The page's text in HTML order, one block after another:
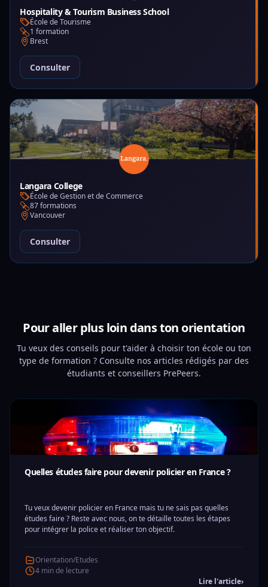
Hospitality & Tourism Business School
École de Tourisme
1 formation
Brest
Consulter
Langara College
École de Gestion et de Commerce
87 formations
Vancouver
Consulter
Pour aller plus loin dans ton orientation
Tu veux des conseils pour t'aider à choisir ton école ou ton
type de formation ? Consulte nos articles rédigés par des
étudiants et conseillers PrePeers.
Quelles études faire pour devenir policier en France ?
Tu veux devenir policier en France mais tu ne sais pas quelles
études faire ? Reste avec nous, on te détaille toutes les étapes
pour intégrer la police et réaliser ton objectif.
Orientation/Etudes
4 min de lecture
Lire l'article›